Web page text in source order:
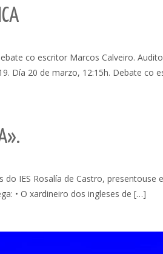
co escritor Marcos Calveiro.
Día 20 de marzo, 12:15h. Debate co
IES Rosalía de Castro, presentouse
• O xardineiro dos ingleses de […]